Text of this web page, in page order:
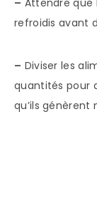
refroidis avant
– Diviser les
quantités pour
qu’ils génèrent